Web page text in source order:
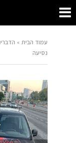
עמוד הבית »
נסיעה